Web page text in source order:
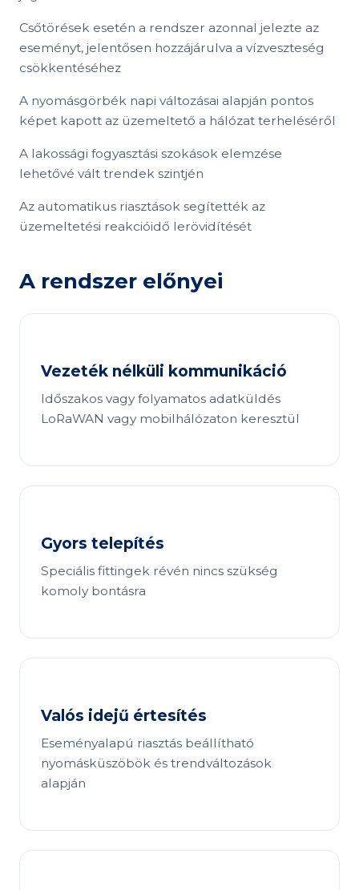
Csőtörések esetén a rendszer azonnal jelezte az
eseményt, jelentősen hozzájárulva a vízveszteség
csökkentéséhez
A nyomásgörbék napi változásai alapján pontos
képet kapott az üzemeltető a hálózat terheléséről
A lakossági fogyasztási szokások elemzése
lehetővé vált trendek szintjén
Az automatikus riasztások segítették az
üzemeltetési reakcióidő lerövidítését
A rendszer előnyei
Vezeték nélküli kommunikáció
Időszakos vagy folyamatos adatküldés
LoRaWAN vagy mobilhálózaton keresztül
Gyors telepítés
Speciális fittingek révén nincs szükség
komoly bontásra
Valós idejű értesítés
Eseményalapú riasztás beállítható
nyomásküszöbök és trendváltozások
alapján